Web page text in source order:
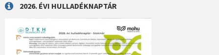
2026. ÉVI HULLADÉKNAPTÁR